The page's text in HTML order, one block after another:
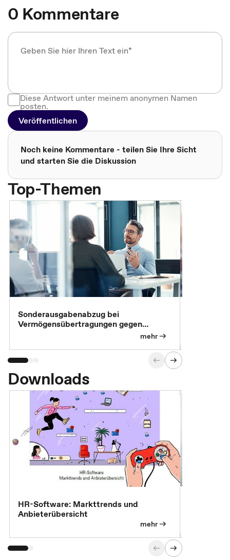
0 Kommentare
Diese Antwort unter meinem anonymen Namen
posten.
Veröffentlichen
Noch keine Kommentare - teilen Sie Ihre Sicht
und starten Sie die Diskussion
Top-Themen
Sonderausgabenabzug bei
Vermögensübertragungen gegen
mehr
Downloads
HR-Software: Markttrends und
Anbieterübersicht
mehr